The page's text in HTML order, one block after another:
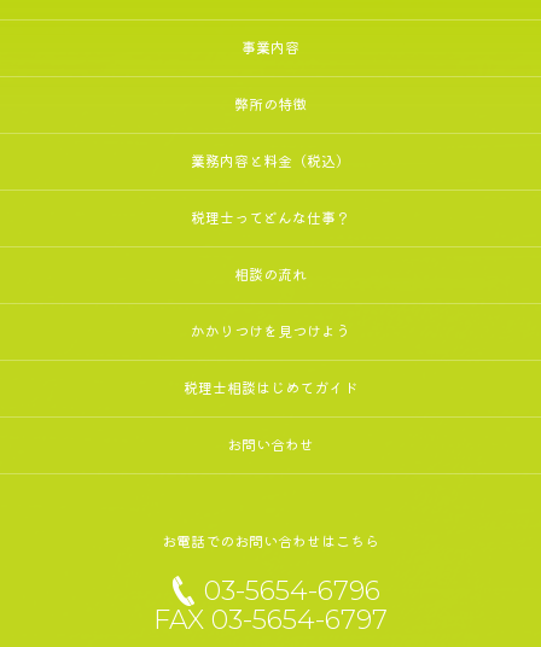
事業内容
弊所の特徴
業務内容と料金（税込）
税理士ってどんな仕事？
相談の流れ
かかりつけを見つけよう
税理士相談はじめてガイド
お問い合わせ
お電話でのお問い合わせはこちら
03-5654-6796
FAX 03-5654-6797